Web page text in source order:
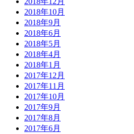
2018年10月
2018年9月
2018年6月
2018年5月
2018年4月
2018年1月
2017年12月
2017年11月
2017年10月
2017年9月
2017年8月
2017年6月